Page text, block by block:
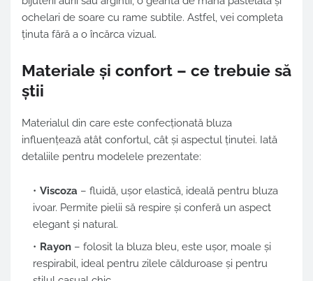
ochelari de soare cu rame subtile. Astfel, vei completa
ținuta fără a o încărca vizual.
Materiale și confort – ce trebuie să
știi
Materialul din care este confecționată bluza
influențează atât confortul, cât și aspectul ținutei. Iată
detaliile pentru modelele prezentate:
Viscoza – fluidă, ușor elastică, ideală pentru bluza
ivoar. Permite pielii să respire și conferă un aspect
elegant și natural.
Rayon – folosit la bluza bleu, este ușor, moale și
respirabil, ideal pentru zilele călduroase și pentru